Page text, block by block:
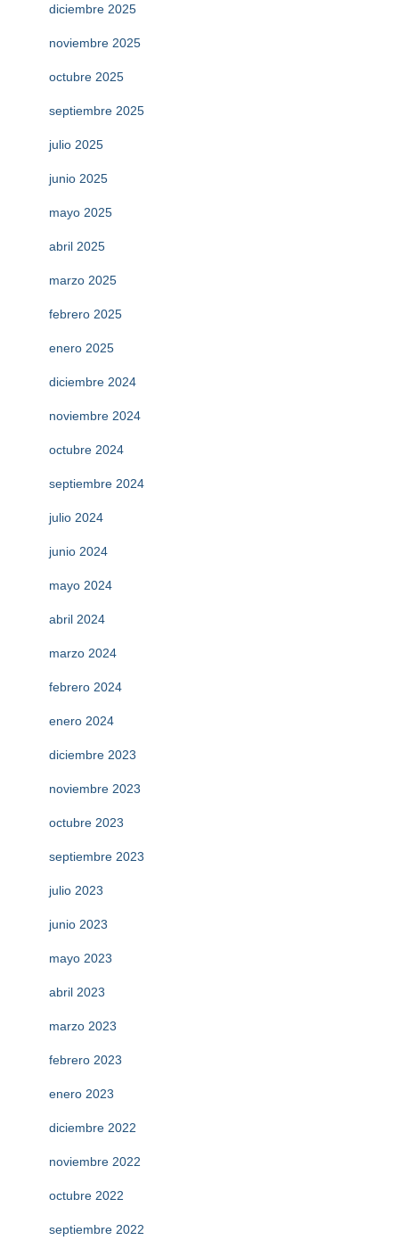
diciembre 2025
noviembre 2025
octubre 2025
septiembre 2025
julio 2025
junio 2025
mayo 2025
abril 2025
marzo 2025
febrero 2025
enero 2025
diciembre 2024
noviembre 2024
octubre 2024
septiembre 2024
julio 2024
junio 2024
mayo 2024
abril 2024
marzo 2024
febrero 2024
enero 2024
diciembre 2023
noviembre 2023
octubre 2023
septiembre 2023
julio 2023
junio 2023
mayo 2023
abril 2023
marzo 2023
febrero 2023
enero 2023
diciembre 2022
noviembre 2022
octubre 2022
septiembre 2022